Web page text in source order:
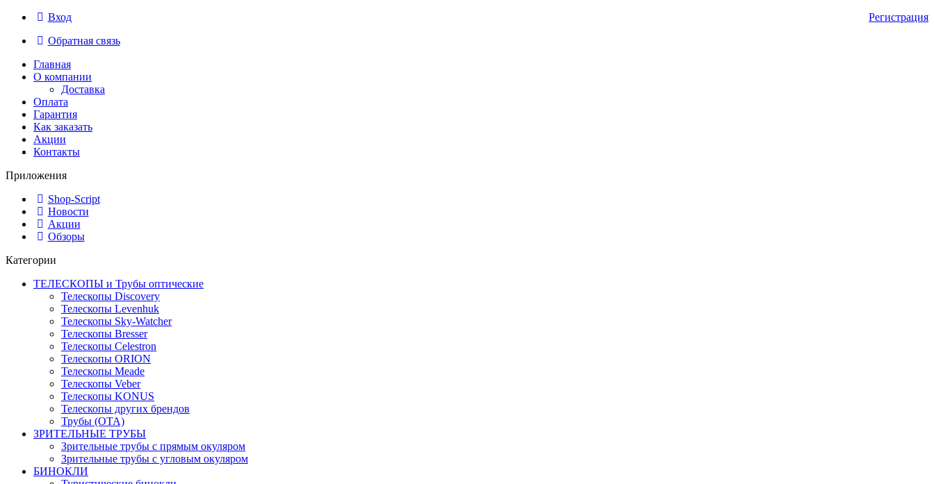
Регистрация
Вход
Обратная связь
Главная
О компании
Доставка
Оплата
Гарантия
Как заказать
Акции
Контакты
Приложения
Shop-Script
Новости
Акции
Обзоры
Категории
ТЕЛЕСКОПЫ и Трубы оптические
Телескопы Discovery
Телескопы Levenhuk
Телескопы Sky-Watcher
Телескопы Bresser
Телескопы Celestron
Телескопы ORION
Телескопы Meade
Телескопы Veber
Телескопы KONUS
Телескопы других брендов
Трубы (ОТА)
ЗРИТЕЛЬНЫЕ ТРУБЫ
Зрительные трубы с прямым окуляром
Зрительные трубы с угловым окуляром
БИНОКЛИ